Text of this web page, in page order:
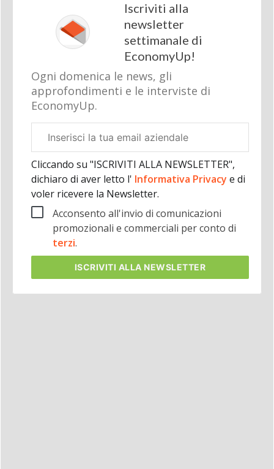
Iscriviti alla
newsletter
settimanale di
EconomyUp!
Ogni domenica le news, gli
approfondimenti e le interviste di
EconomyUp.
aziendale
Cliccando su "ISCRIVITI ALLA NEWSLETTER",
dichiaro di aver letto l' Informativa Privacy e di
voler ricevere la Newsletter.
Acconsento all'invio di comunicazioni
promozionali e commerciali per conto di
terzi.
ISCRIVITI ALLA NEWSLETTER